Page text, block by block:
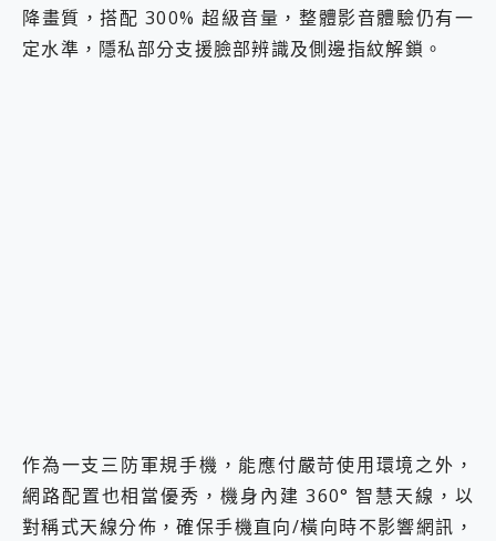
降畫質，搭配 300% 超級音量，整體影音體驗仍有一
定水準，隱私部分支援臉部辨識及側邊指紋解鎖。
作為一支三防軍規手機，能應付嚴苛使用環境之外，
網路配置也相當優秀，機身內建 360° 智慧天線，以
對稱式天線分佈，確保手機直向/橫向時不影響網訊，